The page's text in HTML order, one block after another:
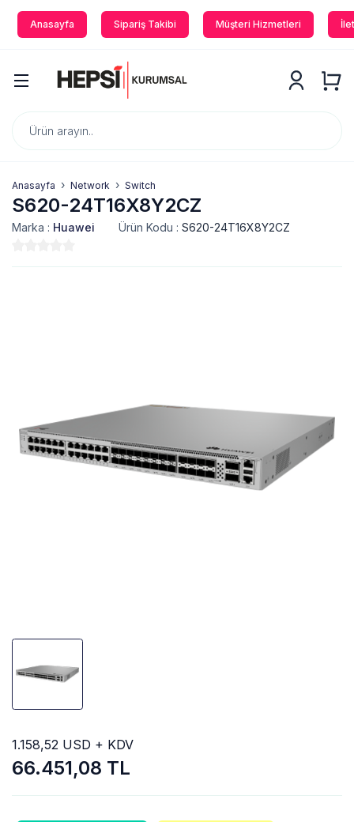
Anasayfa Sipariş Takibi Müşteri Hizmetleri
Anasayfa Network Switch
S620-24T16X8Y2CZ
Marka : Huawei Ürün Kodu : S620-24T16X8Y2CZ
66.451,08 TL
1.158,52 USD + KDV